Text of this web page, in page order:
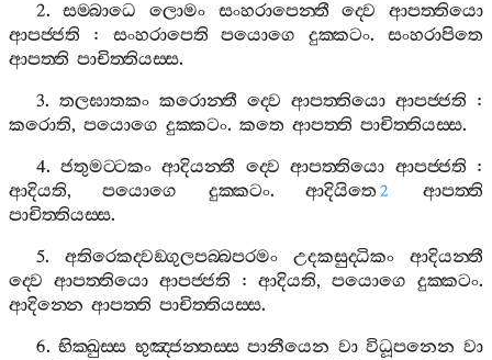
2.සම‍්බාධෙ ලොමං සංහරාපෙන‍්තී ද‍්වෙ
ආපත‍්තියො
ආපජ‍්ජති : සංහරාපෙති පයොගෙ දුක‍්කටං.සංහරාපිතෙ
ආපත‍්ති පාචිත‍්තියස‍්ස.
3. තලඝාතකං කරොන‍්තී ද‍්වෙ ආපත‍්තියො ආපජ‍්ජති :
කරොති, පයොගෙ දුක‍්කටං. කතෙ ආපත‍්ති පාචිත‍්තියස‍්ස.
4.ජතුමට‍්ටකං ආදියන‍්තී ද‍්වෙ ආපත‍්තියො ආපජ‍්ජති :
ආදියති,පයොගෙ දුක‍්කටං. ආදියිතෙ 2
ආපත‍්ති
පාචිත‍්තියස‍්ස.
5. අතිරෙකද‍්වඞ‍්ගුලපබ‍්බපරමං උදකසුද‍්ධිකං
ආදියන‍්තී
ද‍්වෙ ආපත‍්තියො ආපජ‍්ජති :ආදියති,පයොගෙ දුක‍්කටං.
ආදින‍්නෙ ආපත‍්ති පාචිත‍්තියස‍්ස.
6.භික‍්ඛුස‍්ස භුඤ‍්ජන‍්තස‍්ස පානීයෙන වා විධූපනෙන වා